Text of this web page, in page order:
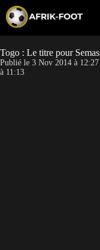
p
t
o
c
Togo : Le titre pour
Publié le 3 Nov 2014 à 12:27
à 11:13